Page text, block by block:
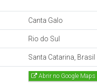
Canta Galo
Rio do Sul
Santa Catarina, Brasil
Abrir no Google Maps